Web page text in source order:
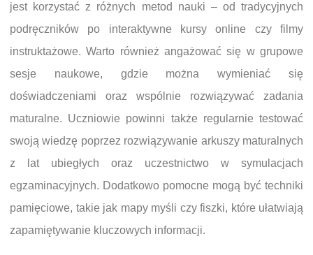
jest korzystać z różnych metod nauki – od tradycyjnych
podręczników po interaktywne kursy online czy filmy
instruktażowe. Warto również angażować się w grupowe
sesje naukowe, gdzie można wymieniać się
doświadczeniami oraz wspólnie rozwiązywać zadania
maturalne. Uczniowie powinni także regularnie testować
swoją wiedzę poprzez rozwiązywanie arkuszy maturalnych
z lat ubiegłych oraz uczestnictwo w symulacjach
egzaminacyjnych. Dodatkowo pomocne mogą być techniki
pamięciowe, takie jak mapy myśli czy fiszki, które ułatwiają
zapamiętywanie kluczowych informacji.